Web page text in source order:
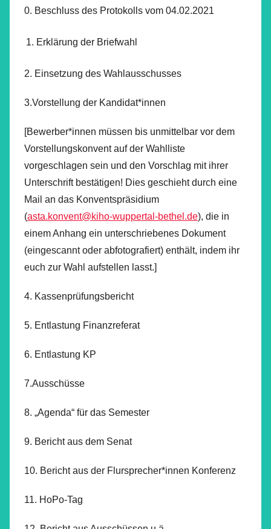
0. Beschluss des Protokolls vom 04.02.2021
Erklärung der Briefwahl
2. Einsetzung des Wahlausschusses
3.Vorstellung der Kandidat*innen
[Bewerber*innen müssen bis unmittelbar vor dem
Vorstellungskonvent auf der Wahlliste
vorgeschlagen sein und den Vorschlag mit ihrer
Unterschrift bestätigen! Dies geschieht durch eine
Mail an das Konventspräsidium
(asta.konvent@kiho-wuppertal-bethel.de), die in
einem Anhang ein unterschriebenes Dokument
(eingescannt oder abfotografiert) enthält, indem ihr
euch zur Wahl aufstellen lasst.]
4. Kassenprüfungsbericht
5. Entlastung Finanzreferat
6. Entlastung KP
7.Ausschüsse
8. „Agenda“ für das Semester
9. Bericht aus dem Senat
10. Bericht aus der Flursprecher*innen Konferenz
11. HoPo-Tag